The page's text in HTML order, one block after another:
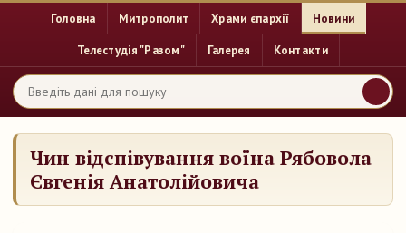
Головна Митрополит Храми єпархії Новини
Телестудія "Разом" Галерея Контакти
Чин відспівування воїна Рябовола
Євгенія Анатолійовича